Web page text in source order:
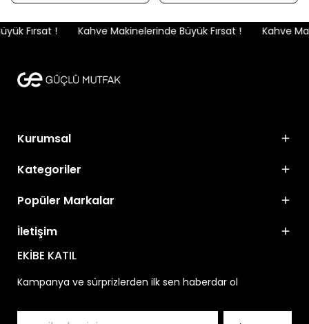
Fırsat ! Kahve Makinelerinde Büyük Fırsat ! Kahve
Kurumsal
Kategoriler
Popüler Markalar
İletişim
EKİBE KATIL
Kampanya ve sürprizlerden ilk sen haberdar ol